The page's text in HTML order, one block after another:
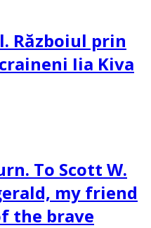
Războiul prin
Iia Kiva
To Scott W.
my friend
the brave